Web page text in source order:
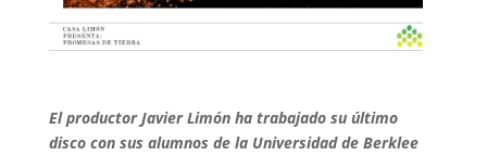
El productor Javier Limón ha trabajado su último
disco con sus alumnos de la Universidad de Berklee